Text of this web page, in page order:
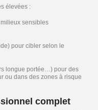
élevées :
sensibles
pour cibler selon le
longue portée…) pour des
ou dans des zones à risque
complet